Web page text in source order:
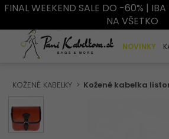
FINAL WEEKEND SALE DO -60% |
NA VŠETKO
NOVINKY
KOŽENÉ KABELKY Kožené kabelka